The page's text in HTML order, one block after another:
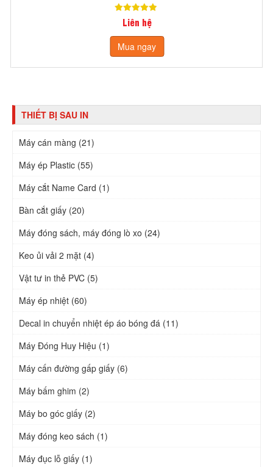
Liên hệ
Mua ngay
THIẾT BỊ SAU IN
Máy cán màng (21)
Máy ép Plastic (55)
Máy cắt Name Card (1)
Bàn cắt giấy (20)
Máy đóng sách, máy đóng lò xo (24)
Keo ủi vải 2 mặt (4)
Vật tư in thẻ PVC (5)
Máy ép nhiệt (60)
Decal in chuyển nhiệt ép áo bóng đá (11)
Máy Đóng Huy Hiệu (1)
Máy cấn đường gấp giấy (6)
Máy bấm ghim (2)
Máy bo góc giấy (2)
Máy đóng keo sách (1)
Máy đục lỗ giấy (1)